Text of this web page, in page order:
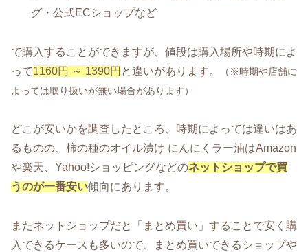
グ・公式ECショップなど
で購入することができますが、値段は購入場所や時期によ
って1160円 ～ 1390円 と違いがあります。
（※時期や店舗に
よっては取り扱いが無い場合があります）
どこが安いかを調査したところ、時期によっては違いはあ
るものの、柿の種のオイル漬け にんにくラー油はAmazon
や楽天、Yahoo!ショッピングなどのネットショップで買
うのが一番安い傾向にあります。
またネットショップだと「まとめ買い」することで安く購
入できるケースも多いので、まとめ買いできるショップや